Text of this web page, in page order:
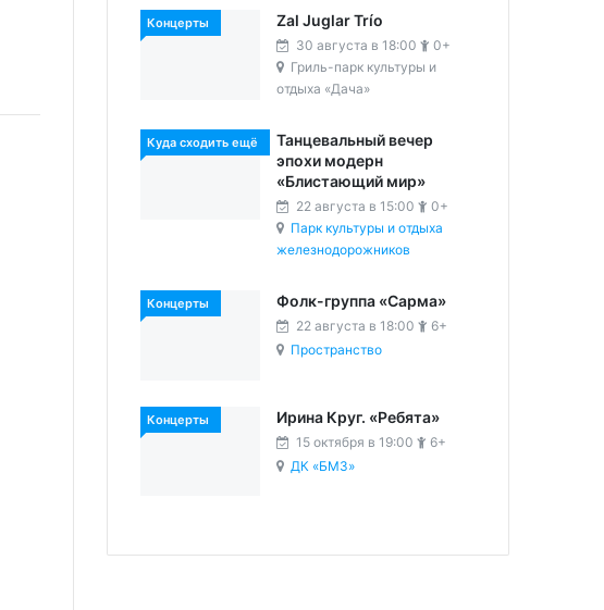
Концерты Zal Juglar Trío
30 августа в 18:00
0+
Гриль-парк культуры и
отдыха «Дача»
Куда сходить ещё
Танцевальный вечер
эпохи модерн
«Блистающий мир»
22 августа в 15:00
0+
Парк культуры и отдыха
железнодорожников
Концерты Фолк-группа «Сарма»
22 августа в 18:00
6+
Пространство
Концерты Ирина Круг. «Ребята»
15 октября в 19:00
6+
ДК «БМЗ»